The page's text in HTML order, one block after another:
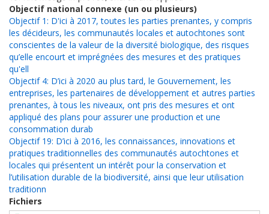
Objectif national connexe (un ou plusieurs)
Objectif 1: D'ici à 2017, toutes les parties prenantes, y compris
les décideurs, les communautés locales et autochtones sont
conscientes de la valeur de la diversité biologique, des risques
qu’elle encourt et imprégnées des mesures et des pratiques
qu'ell
Objectif 4: D’ici à 2020 au plus tard, le Gouvernement, les
entreprises, les partenaires de développement et autres parties
prenantes, à tous les niveaux, ont pris des mesures et ont
appliqué des plans pour assurer une production et une
consommation durab
Objectif 19: D’ici à 2016, les connaissances, innovations et
pratiques traditionnelles des communautés autochtones et
locales qui présentent un intérêt pour la conservation et
l’utilisation durable de la biodiversité, ainsi que leur utilisation
traditionn
Fichiers